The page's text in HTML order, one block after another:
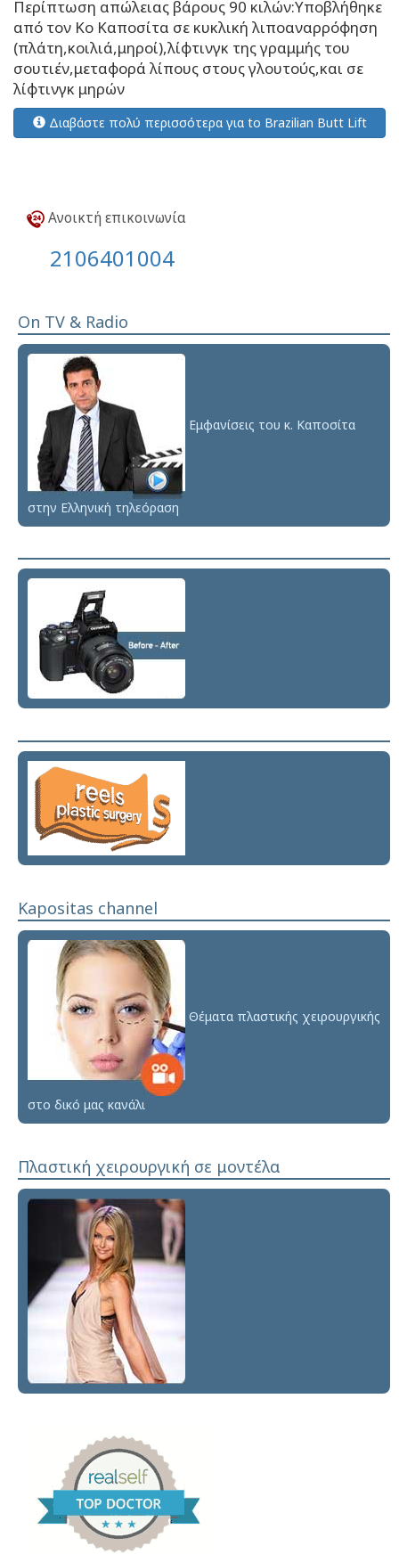
Περίπτωση απώλειας βάρους 90 κιλών:Υποβλήθηκε
από τον Κο Καποσίτα σε κυκλική λιποαναρρόφηση
(πλάτη,κοιλιά,μηροί),λίφτινγκ της γραμμής του
σουτιέν,μεταφορά λίπους στους γλουτούς,και σε
λίφτινγκ μηρών
Διαβάστε πολύ περισσότερα για to Brazilian Butt Lift
Ανοικτή επικοινωνία
2106401004
On TV & Radio
Εμφανίσεις του κ. Καποσίτα
στην Ελληνική τηλεόραση
Kapositas channel
Θέματα πλαστικής χειρουργικής
στο δικό μας κανάλι
Πλαστική χειρουργική σε μοντέλα